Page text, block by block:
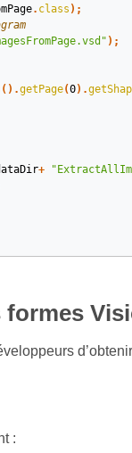
. class );
);
().getPage(0).
+
formes
: